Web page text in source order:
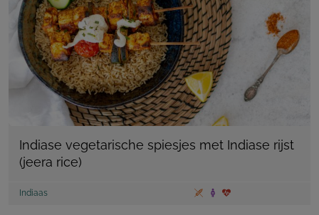
Indiase vegetarische spiesjes met Indiase rijst
(jeera rice)
Indiaas